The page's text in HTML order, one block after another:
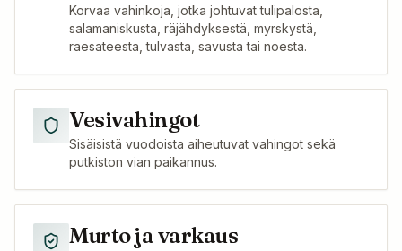
Korvaa vahinkoja, jotka johtuvat tulipalosta,
salamaniskusta, räjähdyksestä, myrskystä,
raesateesta, tulvasta, savusta tai noesta.
Vesivahingot
Sisäisistä vuodoista aiheutuvat vahingot sekä
putkiston vian paikannus.
Murto ja varkaus